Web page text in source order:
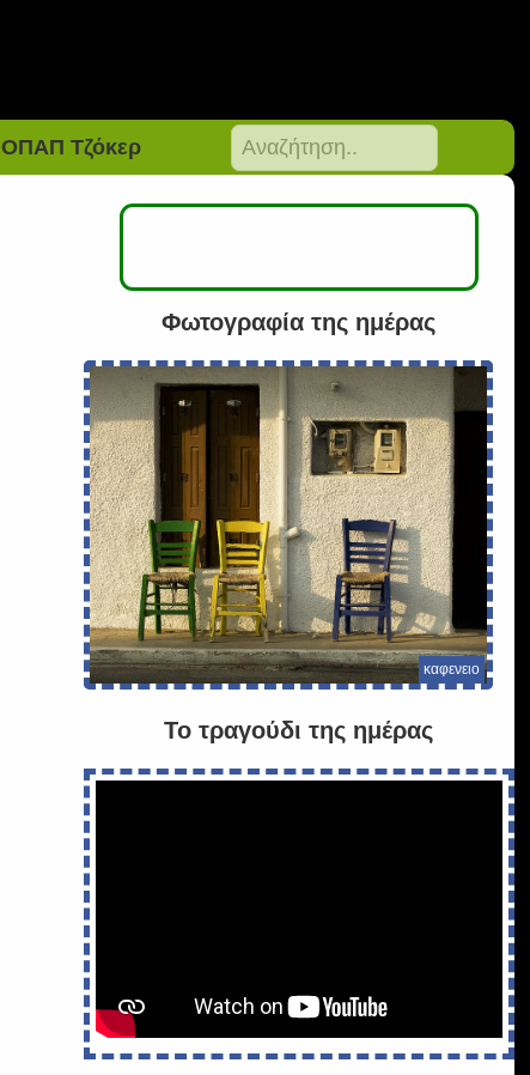
ΟΠΑΠ Τζόκερ
Φωτογραφία της ημέρας
καφενειο
Το τραγούδι της ημέρας